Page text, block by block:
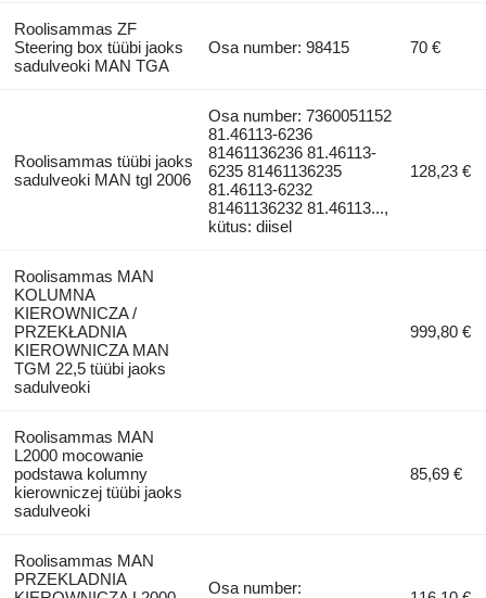
Roolisammas ZF
Steering box tüübi jaoks
sadulveoki MAN TGA
Osa number: 98415 70 €
Roolisammas tüübi jaoks
sadulveoki MAN tgl 2006
Osa number: 7360051152
81.46113-6236
81461136236 81.46113-
6235 81461136235
81.46113-6232
81461136232 81.46113...,
kütus: diisel
128,23 €
Roolisammas MAN
KOLUMNA
KIEROWNICZA /
PRZEKŁADNIA
KIEROWNICZA MAN
TGM 22,5 tüübi jaoks
sadulveoki
999,80 €
Roolisammas MAN
L2000 mocowanie
podstawa kolumny
kierowniczej tüübi jaoks
sadulveoki
85,69 €
Roolisammas MAN
PRZEKLADNIA
Osa number: